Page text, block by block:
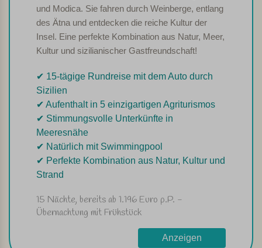
und Modica. Sie fahren durch Weinberge, entlang
des Ätna und entdecken die reiche Kultur der
Insel. Eine perfekte Kombination aus Natur, Meer,
Kultur und sizilianischer Gastfreundschaft!
✔︎ 15-tägige Rundreise mit dem Auto durch
Sizilien
✔︎ Aufenthalt in 5 einzigartigen Agriturismos
✔︎ Stimmungsvolle Unterkünfte in
Meeresnähe
✔︎ Natürlich mit Swimmingpool
✔︎ Perfekte Kombination aus Natur, Kultur und
Strand
15 Nächte, bereits ab 1.196 Euro p.P. -
Übernachtung mit Frühstück
Anzeigen